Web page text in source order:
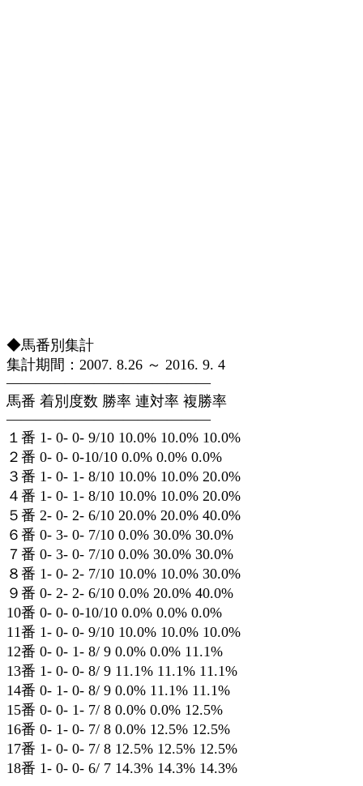
◆馬番別集計
集計期間：2007. 8.26 ～ 2016. 9. 4
——————————————
馬番 着別度数 勝率 連対率 複勝率
——————————————
１番 1- 0- 0- 9/10 10.0% 10.0% 10.0%
２番 0- 0- 0-10/10 0.0% 0.0% 0.0%
３番 1- 0- 1- 8/10 10.0% 10.0% 20.0%
４番 1- 0- 1- 8/10 10.0% 10.0% 20.0%
５番 2- 0- 2- 6/10 20.0% 20.0% 40.0%
６番 0- 3- 0- 7/10 0.0% 30.0% 30.0%
７番 0- 3- 0- 7/10 0.0% 30.0% 30.0%
８番 1- 0- 2- 7/10 10.0% 10.0% 30.0%
９番 0- 2- 2- 6/10 0.0% 20.0% 40.0%
10番 0- 0- 0-10/10 0.0% 0.0% 0.0%
11番 1- 0- 0- 9/10 10.0% 10.0% 10.0%
12番 0- 0- 1- 8/ 9 0.0% 0.0% 11.1%
13番 1- 0- 0- 8/ 9 11.1% 11.1% 11.1%
14番 0- 1- 0- 8/ 9 0.0% 11.1% 11.1%
15番 0- 0- 1- 7/ 8 0.0% 0.0% 12.5%
16番 0- 1- 0- 7/ 8 0.0% 12.5% 12.5%
17番 1- 0- 0- 7/ 8 12.5% 12.5% 12.5%
18番 1- 0- 0- 6/ 7 14.3% 14.3% 14.3%